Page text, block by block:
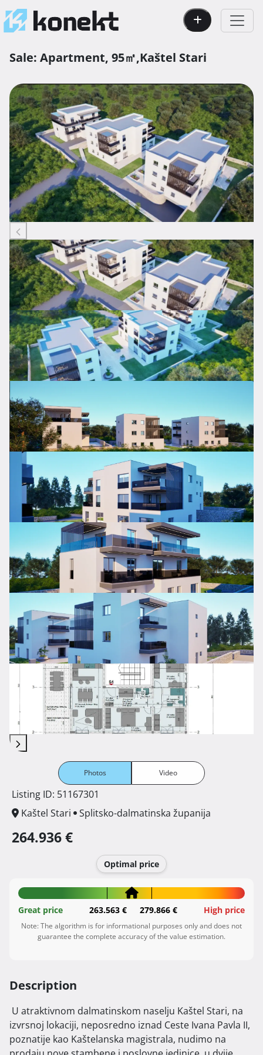
Sale: Apartment, 95㎡,Kaštel Stari
Photos Video
Listing ID: 51167301
Kaštel Stari
Splitsko-dalmatinska županija
264.936 €
Optimal price
Great price 263.563 € 279.866 € High price
Note: The algorithm is for informational purposes only and does not
guarantee the complete accuracy of the value estimation.
Description
izvrsnoj lokaciji, neposredno iznad Ceste Ivana Pavla II,
poznatije kao Kaštelanska magistrala, nudimo na